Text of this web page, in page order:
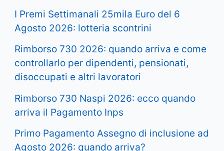
I Premi Settimanali 25mila Euro del 6
Agosto 2026: lotteria scontrini
Rimborso 730 2026: quando arriva e come
controllarlo per dipendenti, pensionati,
disoccupati e altri lavoratori
Rimborso 730 Naspi 2026: ecco quando
arriva il Pagamento Inps
Primo Pagamento Assegno di inclusione ad
Agosto 2026: quando arriva?